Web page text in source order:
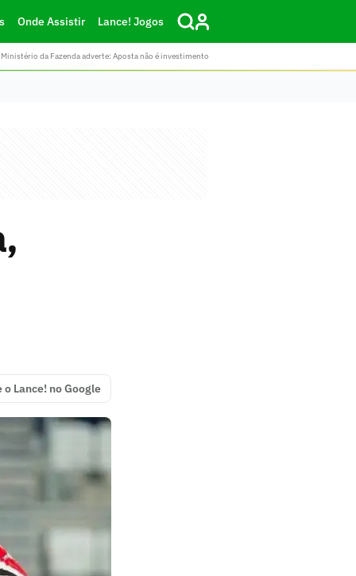
Onde Assistir Lance! Jogos
da Fazenda adverte: Aposta não é investimento
o Lance! no Google